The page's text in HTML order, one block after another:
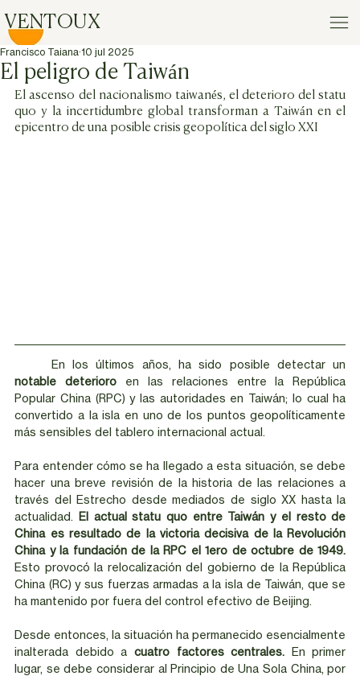
VENTOUX
El peligro de Taiwán
Francisco Taiana 10 jul 2025
El ascenso del nacionalismo taiwanés, el deterioro del statu
quo y la incertidumbre global transforman a Taiwán en el
epicentro de una posible crisis geopolítica del siglo XXI
notable deterioro en las relaciones entre la República
Popular China (RPC) y las autoridades en Taiwán; lo cual ha
convertido a la isla en uno de los puntos geopolíticamente
más sensibles del tablero internacional actual.
Para entender cómo se ha llegado a esta situación, se debe
hacer una breve revisión de la historia de las relaciones a
través del Estrecho desde mediados de siglo XX hasta la
actualidad.
El actual statu quo entre Taiwán y el resto de
China es resultado de la victoria decisiva de la Revolución
China y la fundación de la RPC el 1ero de octubre de 1949.
Esto provocó la relocalización del gobierno de la República
China (RC) y sus fuerzas armadas a la isla de Taiwán, que se
ha mantenido por fuera del control efectivo de Beijing.
Desde entonces, la situación ha permanecido esencialmente
inalterada debido a cuatro factores centrales. En primer
lugar, se debe considerar al Principio de Una Sola China, por